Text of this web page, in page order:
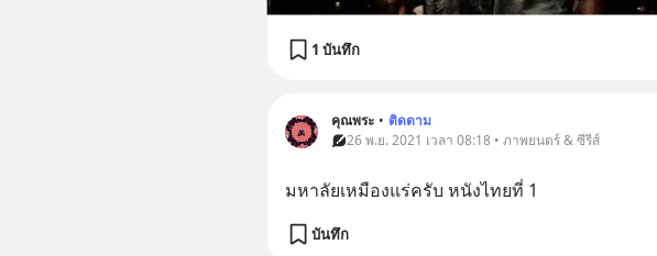
1 บันทึก
คุณพระ • ติดตาม
26 พ.ย. 2021 เวลา 08:18 • ภาพยนตร์ & ซีรีส์
มหาลัยเหมืองแร่ครับ หนังไทยที่ 1
บันทึก